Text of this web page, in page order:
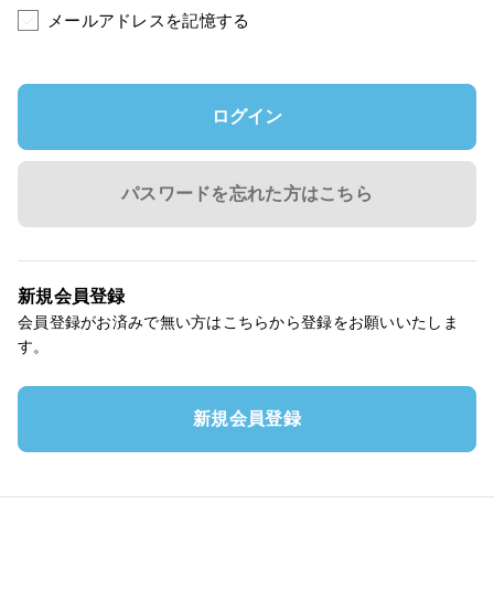
メールアドレスを記憶する
ログイン
パスワードを忘れた方はこちら
新規会員登録
会員登録がお済みで無い方はこちらから登録をお願いいたしま
す。
新規会員登録